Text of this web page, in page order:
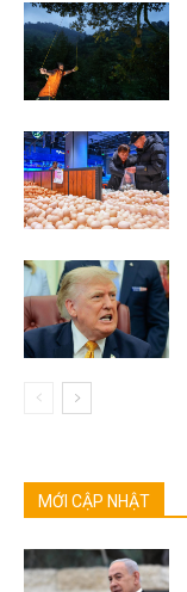
MỚI CẬP NHẬT